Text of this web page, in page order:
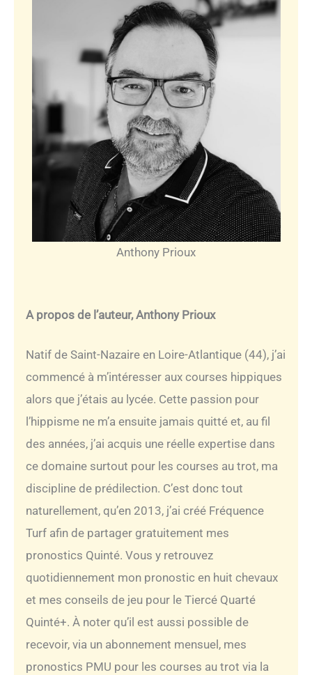
Anthony Prioux
A propos de l’auteur, Anthony Prioux
Natif de Saint-Nazaire en Loire-Atlantique (44), j’ai
commencé à m’intéresser aux courses hippiques
alors que j’étais au lycée. Cette passion pour
l’hippisme ne m’a ensuite jamais quitté et, au fil
des années, j’ai acquis une réelle expertise dans
ce domaine surtout pour les courses au trot, ma
discipline de prédilection. C’est donc tout
naturellement, qu’en 2013, j’ai créé Fréquence
Turf afin de partager gratuitement mes
pronostics Quinté. Vous y retrouvez
quotidiennement mon pronostic en huit chevaux
et mes conseils de jeu pour le Tiercé Quarté
Quinté+. À noter qu’il est aussi possible de
recevoir, via un abonnement mensuel, mes
pronostics PMU pour les courses au trot via la